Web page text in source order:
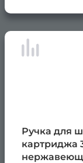
Ручка для
картриджа